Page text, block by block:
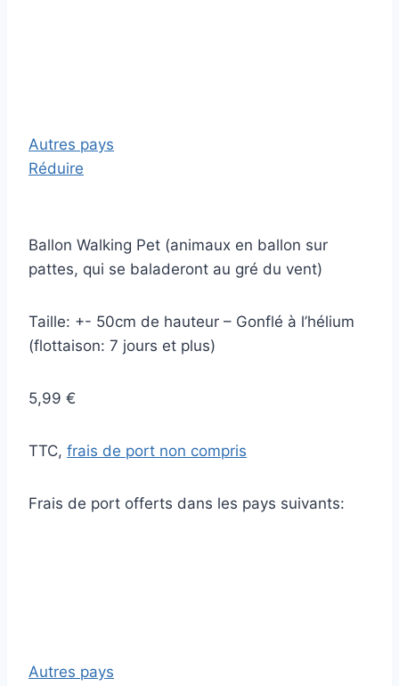
Autres pays
Réduire
Ballon Walking Pet (animaux en ballon sur
pattes, qui se baladeront au gré du vent)
Taille: +- 50cm de hauteur – Gonflé à l’hélium
(flottaison: 7 jours et plus)
5,99 €
TTC, frais de port non compris
Frais de port offerts dans les pays suivants:
Autres pays